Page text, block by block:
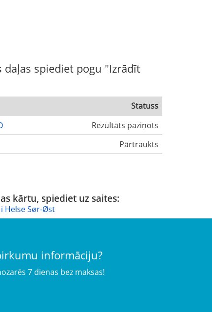
spiediet pogu "Izrādīt
Statuss
Rezultāts paziņots
Pārtraukts
kārtu, spiediet uz saites:
Helse Sør-Øst
informāciju?
7 dienas bez maksas!